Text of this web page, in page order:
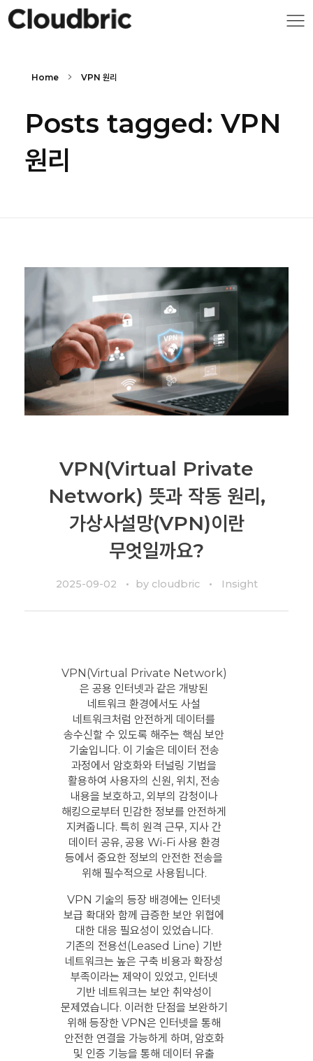
Home VPN 원리
Posts tagged: VPN
원리
VPN(Virtual Private
Network) 뜻과 작동 원리,
가상사설망(VPN)이란
무엇일까요?
2025-09-02 by cloudbric Insight
VPN(Virtual Private Network)
은 공용 인터넷과 같은 개방된
네트워크 환경에서도 사설
네트워크처럼 안전하게 데이터를
송수신할 수 있도록 해주는 핵심 보안
기술입니다. 이 기술은 데이터 전송
과정에서 암호화와 터널링 기법을
활용하여 사용자의 신원, 위치, 전송
내용을 보호하고, 외부의 감청이나
해킹으로부터 민감한 정보를 안전하게
지켜줍니다. 특히 원격 근무, 지사 간
데이터 공유, 공용 Wi-Fi 사용 환경
등에서 중요한 정보의 안전한 전송을
위해 필수적으로 사용됩니다.
VPN 기술의 등장 배경에는 인터넷
보급 확대와 함께 급증한 보안 위협에
대한 대응 필요성이 있었습니다.
기존의 전용선(Leased Line) 기반
네트워크는 높은 구축 비용과 확장성
부족이라는 제약이 있었고, 인터넷
기반 네트워크는 보안 취약성이
문제였습니다. 이러한 단점을 보완하기
위해 등장한 VPN은 인터넷을 통해
안전한 연결을 가능하게 하며, 암호화
및 인증 기능을 통해 데이터 유출